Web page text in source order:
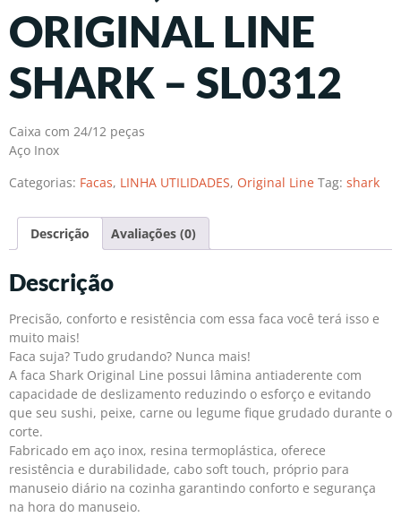
ORIGINAL LINE
SHARK – SL0312
Caixa com 24/12 peças
Aço Inox
Categorias: Facas, LINHA UTILIDADES, Original Line Tag: shark
Descrição Avaliações (0)
Descrição
Precisão, conforto e resistência com essa faca você terá isso e
muito mais!
Faca suja? Tudo grudando? Nunca mais!
A faca Shark Original Line possui lâmina antiaderente com
capacidade de deslizamento reduzindo o esforço e evitando
que seu sushi, peixe, carne ou legume fique grudado durante o
corte.
Fabricado em aço inox, resina termoplástica, oferece
resistência e durabilidade, cabo soft touch, próprio para
manuseio diário na cozinha garantindo conforto e segurança
na hora do manuseio.